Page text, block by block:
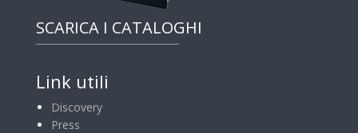
SCARICA I CATALOGHI
Link utili
Discovery
Press